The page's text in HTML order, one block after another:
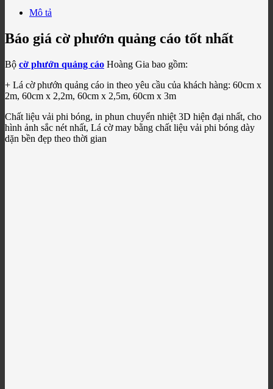
Mô tả
Báo giá cờ phướn quảng cáo tốt nhất
Bộ cờ phướn quảng cáo Hoàng Gia bao gồm:
+ Lá cờ phướn quảng cáo in theo yêu cầu của khách hàng: 60cm x
2m, 60cm x 2,2m, 60cm x 2,5m, 60cm x 3m
Chất liệu vải phi bóng, in phun chuyển nhiệt 3D hiện đại nhất, cho
hình ảnh sắc nét nhất, Lá cờ may bằng chất liệu vải phi bóng dày
dặn bền đẹp theo thời gian